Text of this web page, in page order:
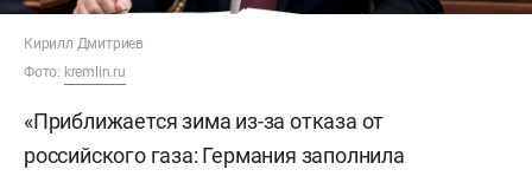
Кирилл Дмитриев
Фото: kremlin.ru
«Приближается зима из-за отказа от
российского газа: Германия заполнила